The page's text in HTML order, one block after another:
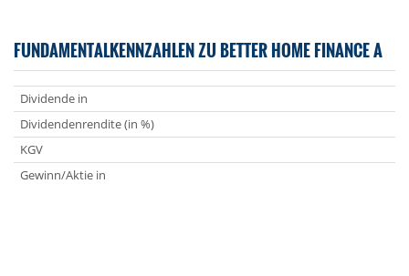
FUNDAMENTALKENNZAHLEN ZU BETTER HOME FINANCE A
Dividende in
Dividendenrendite (in %)
KGV
Gewinn/Aktie in